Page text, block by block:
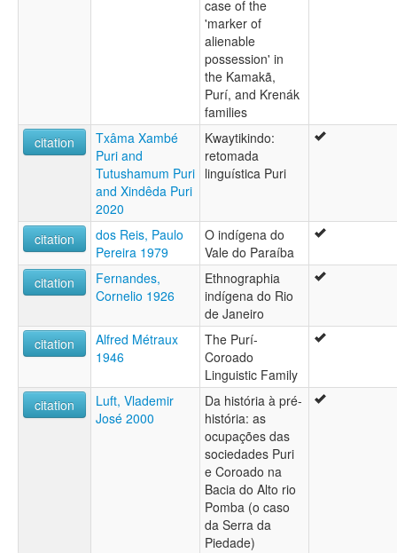
case of the
'marker of
alienable
possession' in
the Kamakã,
Purí, and Krenák
families
citation
Txâma Xambé
Puri and
Tutushamum Puri
and Xindêda Puri
2020
Kwaytikindo:
retomada
linguística Puri
citation
dos Reis, Paulo
Pereira 1979
O indígena do
Vale do Paraíba
citation
Fernandes,
Cornelio 1926
Ethnographia
indígena do Rio
de Janeiro
citation
Alfred Métraux
1946
The Purí-
Coroado
Linguistic Family
citation
Luft, Vlademir
José 2000
Da história à pré-
história: as
ocupações das
sociedades Puri
e Coroado na
Bacia do Alto rio
Pomba (o caso
da Serra da
Piedade)